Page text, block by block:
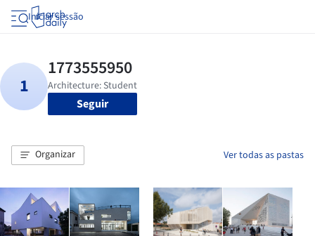
Iniciar sessão
Seguir
Organizar Ver todas as pastas